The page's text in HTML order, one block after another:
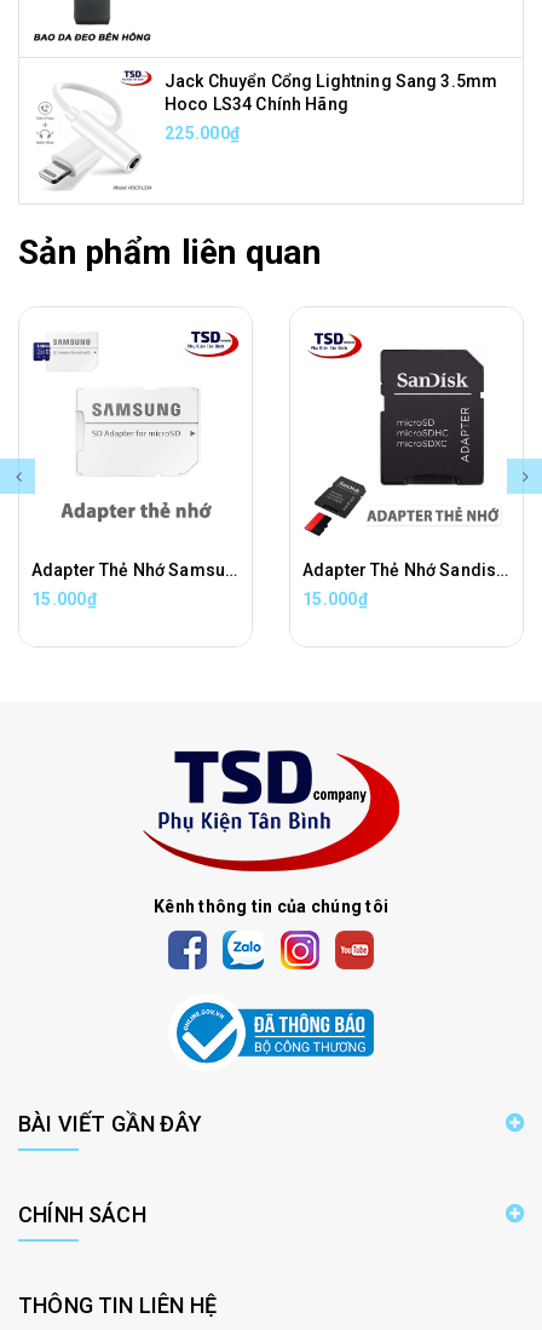
Jack Chuyển Cổng Lightning Sang 3.5mm
Hoco LS34 Chính Hãng
225.000₫
Sản phẩm liên quan
Adapter Thẻ Nhớ Samsung Chuyển Đổi Thẻ Nhớ Micro SD Sang Thẻ Nhớ SD Chính Hãng
15.000₫
Adapter Thẻ Nhớ Sandisk Chuyển Đổi Thẻ Nhớ Micro SD Sang Thẻ Nhớ SD Chính Hãng
15.000₫
Kênh thông tin của chúng tôi
BÀI VIẾT GẦN ĐÂY
CHÍNH SÁCH
THÔNG TIN LIÊN HỆ